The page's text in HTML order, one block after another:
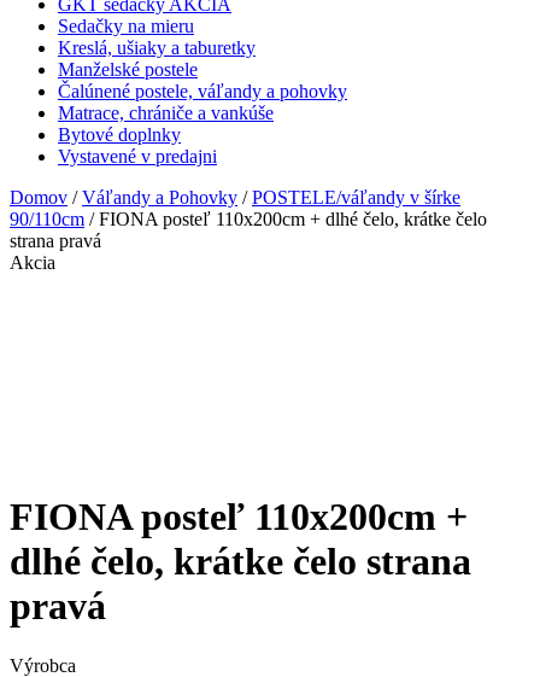
GKT sedačky AKCIA
Sedačky na mieru
Kreslá, ušiaky a taburetky
Manželské postele
Čalúnené postele, váľandy a pohovky
Matrace, chrániče a vankúše
Bytové doplnky
Vystavené v predajni
Domov /Váľandy a Pohovky /POSTELE/váľandy v šírke
90/110cm / FIONA posteľ 110x200cm + dlhé čelo, krátke čelo
strana pravá
Akcia
FIONA posteľ 110x200cm +
dlhé čelo, krátke čelo strana
pravá
Výrobca